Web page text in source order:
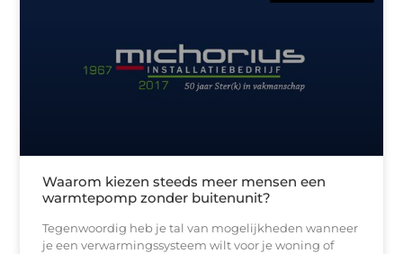
Waarom kiezen steeds meer mensen een
warmtepomp zonder buitenunit?
Tegenwoordig heb je tal van mogelijkheden wanneer
je een verwarmingssysteem wilt voor je woning of